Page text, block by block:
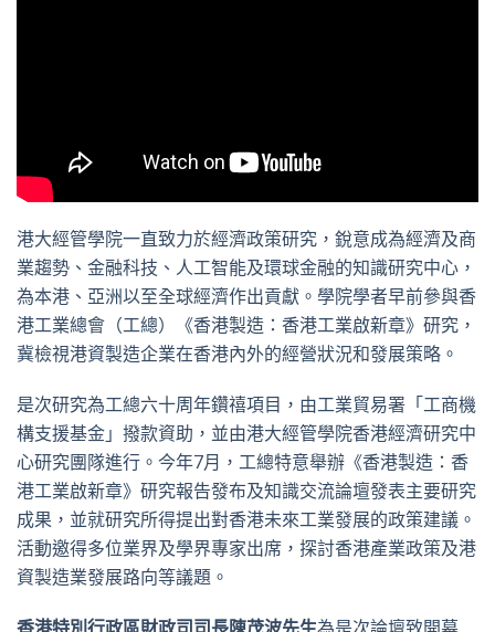
港大經管學院一直致力於經濟政策研究，銳意成為經濟及商
業趨勢、金融科技、人工智能及環球金融的知識研究中心，
為本港、亞洲以至全球經濟作出貢獻。學院學者早前參與香
港工業總會（工總）《香港製造：香港工業啟新章》研究，
冀檢視港資製造企業在香港內外的經營狀況和發展策略。
是次研究為工總六十周年鑽禧項目，由工業貿易署「工商機
構支援基金」撥款資助，並由港大經管學院香港經濟研究中
心研究團隊進行。今年7月，工總特意舉辦《香港製造：香
港工業啟新章》研究報告發布及知識交流論壇發表主要研究
成果，並就研究所得提出對香港未來工業發展的政策建議。
活動邀得多位業界及學界專家出席，探討香港產業政策及港
資製造業發展路向等議題。